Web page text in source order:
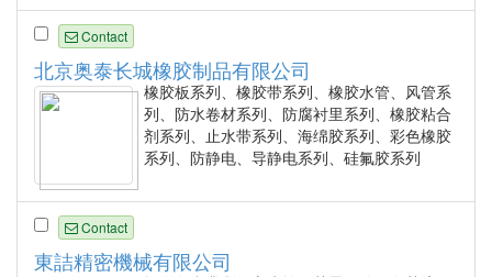
Contact
北京奥泰长城橡胶制品有限公司
橡胶板系列、橡胶带系列、橡胶水管、风管系
列、防水卷材系列、防腐衬里系列、橡胶粘合
剂系列、止水带系列、海绵胶系列、彩色橡胶
系列、防静电、导静电系列、硅氟胶系列
Contact
東詰精密機械有限公司